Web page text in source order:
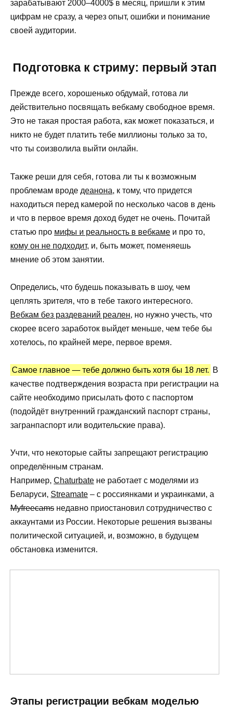
зарабатывают 2000–4000$ в месяц, пришли к этим
цифрам не сразу, а через опыт, ошибки и понимание
своей аудитории.
Подготовка к стриму: первый этап
Прежде всего, хорошенько обдумай, готова ли
действительно посвящать вебкаму свободное время.
Это не такая простая работа, как может показаться, и
никто не будет платить тебе миллионы только за то,
что ты соизволила выйти онлайн.
Также реши для себя, готова ли ты к возможным
проблемам вроде деанона, к тому, что придется
находиться перед камерой по несколько часов в день
и что в первое время доход будет не очень. Почитай
статью про мифы и реальность в вебкаме и про то,
кому он не подходит, и, быть может, поменяешь
мнение об этом занятии.
Определись, что будешь показывать в шоу, чем
цеплять зрителя, что в тебе такого интересного.
Вебкам без раздеваний реален, но нужно учесть, что
скорее всего заработок выйдет меньше, чем тебе бы
хотелось, по крайней мере, первое время.
Самое главное — тебе должно быть хотя бы 18 лет. В
качестве подтверждения возраста при регистрации на
сайте необходимо присылать фото с паспортом
(подойдёт внутренний гражданский паспорт страны,
загранпаспорт или водительские права).
Учти, что некоторые сайты запрещают регистрацию
определённым странам.
Например, Chaturbate не работает с моделями из
Беларуси, Streamate – с россиянками и украинками, а
Myfreecams недавно приостановил сотрудничество с
аккаунтами из России. Некоторые решения вызваны
политической ситуацией, и, возможно, в будущем
обстановка изменится.
Этапы регистрации вебкам моделью